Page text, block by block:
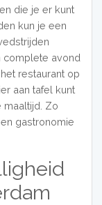
die je er kunt
kun je een
complete avond
restaurant op
aan tafel kunt
Zo
gastronomie